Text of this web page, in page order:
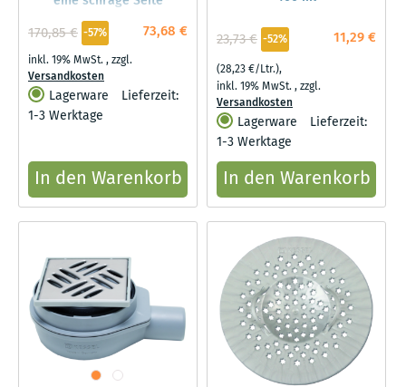
73,68 €
170,85 € -57%
inkl. 19% MwSt.,zzgl.
Versandkosten
Lagerware
Lieferzeit:
1-3 Werktage
In den Warenkorb
11,29 €
23,73 € -52%
(28,23 €/Ltr.),
inkl. 19% MwSt.,zzgl.
Versandkosten
Lagerware
Lieferzeit:
1-3 Werktage
In den Warenkorb